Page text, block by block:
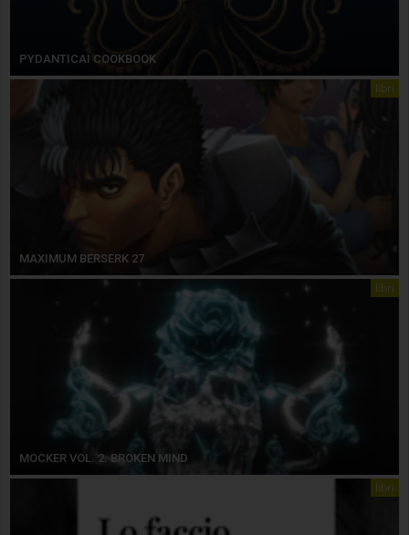
PYDANTICAI COOKBOOK
libri
MAXIMUM BERSERK 27
libri
MOCKER VOL. 2. BROKEN MIND
libri